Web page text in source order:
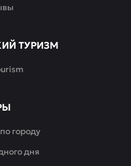
ТУРИЗМ
городу
дня